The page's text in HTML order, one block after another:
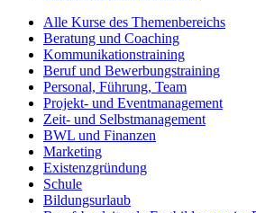
Alle Kurse des Themenbereichs
Beratung und Coaching
Kommunikationstraining
Beruf und Bewerbungstraining
Personal, Führung, Team
Projekt- und Eventmanagement
Zeit- und Selbstmanagement
BWL und Finanzen
Marketing
Existenzgründung
Schule
Bildungsurlaub